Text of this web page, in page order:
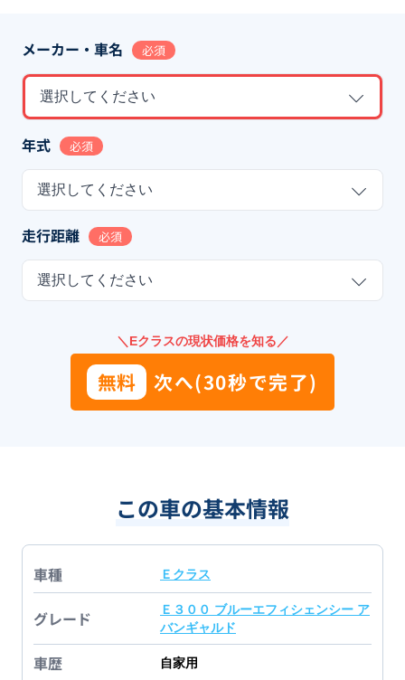
メーカー・車名 必須
選択してください
年式 必須
選択してください
走行距離 必須
選択してください
＼Eクラスの現状価格を知る／
無料 次へ(30秒で完了)
この車の基本情報
車種 Ｅクラス
グレード
Ｅ３００ ブルーエフィシェンシー ア
バンギャルド
車歴 自家用